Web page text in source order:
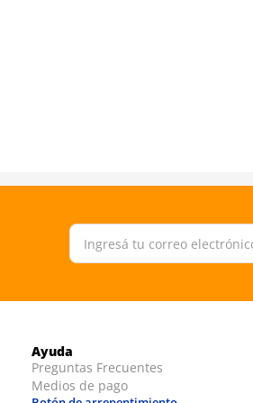
Ayuda
Preguntas Frecuentes
Medios de pago